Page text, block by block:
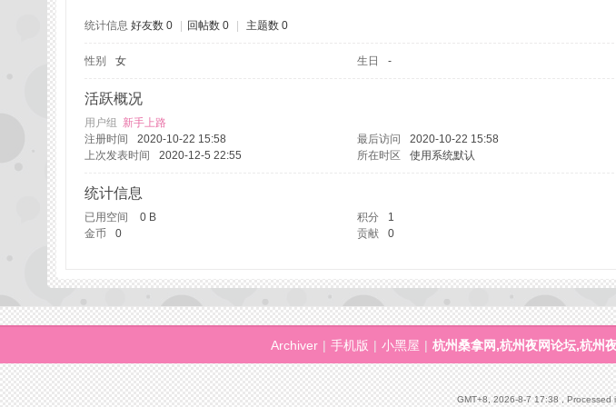
统计信息 好友数 0 回帖数 0 主题数 0
性别 女 生日 -
活跃概况
用户组 新手上路
注册时间
2020-10-22 15:58 最后访问 2020-10-22 15:58
上次发表时间
2020-12-5 22:55 所在时区 使用系统默认
统计信息
已用空间 0 B 积分 1
金币
0 贡献 0
Archiver | 手机版 | 小黑屋 | 杭州桑拿网,杭州夜网论坛,杭州
GMT+8, 2026-8-7 17:38 , Processed